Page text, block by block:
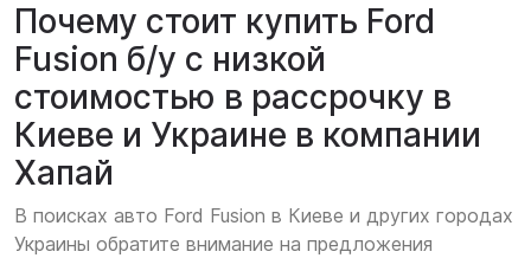
Почему стоит купить Ford
Fusion б/у с низкой
стоимостью в рассрочку в
Киеве и Украине в компании
Хапай
В поисках авто Ford Fusion в Киеве и других городах
Украины обратите внимание на предложения